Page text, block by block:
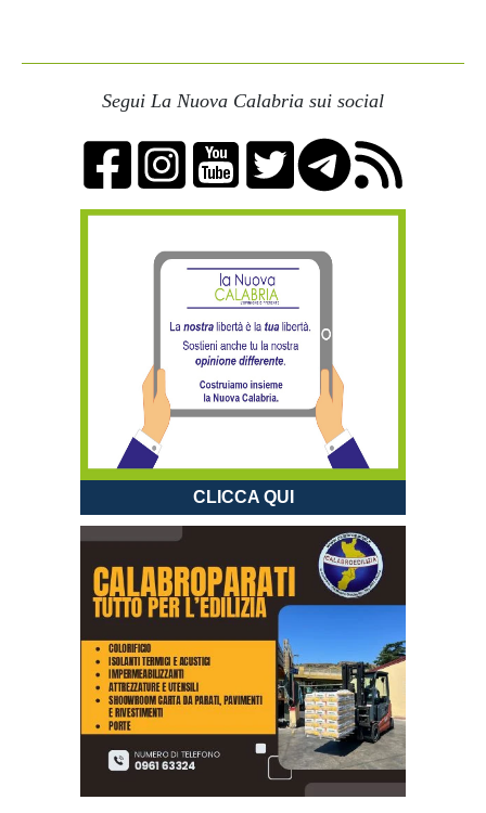
Segui La Nuova Calabria sui social
CLICCA QUI